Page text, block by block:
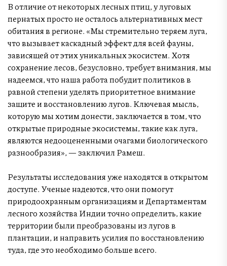
В отличие от некоторых лесных птиц, у луговых
пернатых просто не осталось альтернативных мест
обитания в регионе. «Мы стремительно теряем луга,
что вызывает каскадный эффект для всей фауны,
зависящей от этих уникальных экосистем. Хотя
сохранение лесов, безусловно, требует внимания, мы
надеемся, что наша работа побудит политиков в
равной степени уделять приоритетное внимание
защите и восстановлению лугов. Ключевая мысль,
которую мы хотим донести, заключается в том, что
открытые природные экосистемы, такие как луга,
являются недооцененными очагами биологического
разнообразия», — заключил Рамеш.
Результаты исследования уже находятся в открытом
доступе. Ученые надеются, что они помогут
природоохранным организациям и Департаментам
лесного хозяйства Индии точно определить, какие
территории были преобразованы из лугов в
плантации, и направить усилия по восстановлению
туда, где это необходимо больше всего.